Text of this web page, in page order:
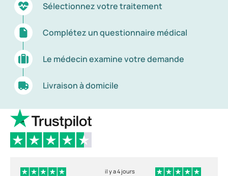
Sélectionnez votre traitement
Complétez un questionnaire médical
Le médecin examine votre demande
Livraison à domicile
il y a 4 jours